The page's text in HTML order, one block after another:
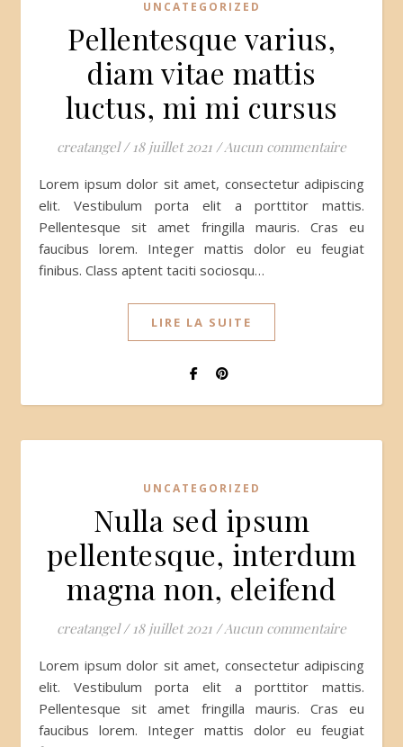
UNCATEGORIZED
Pellentesque varius,
diam vitae mattis
luctus, mi mi cursus
creatangel / 18 juillet 2021 / Aucun commentaire
Lorem ipsum dolor sit amet, consectetur adipiscing
elit. Vestibulum porta elit a porttitor mattis.
Pellentesque sit amet fringilla mauris. Cras eu
faucibus lorem. Integer mattis dolor eu feugiat
finibus. Class aptent taciti sociosqu…
LIRE LA SUITE
UNCATEGORIZED
Nulla sed ipsum
pellentesque, interdum
magna non, eleifend
creatangel / 18 juillet 2021 / Aucun commentaire
Lorem ipsum dolor sit amet, consectetur adipiscing
elit. Vestibulum porta elit a porttitor mattis.
Pellentesque sit amet fringilla mauris. Cras eu
faucibus lorem. Integer mattis dolor eu feugiat